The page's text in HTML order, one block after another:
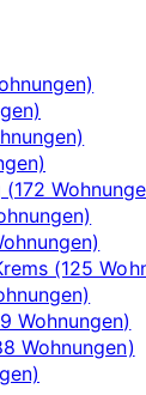
(125
Wohnungen)
Wohnungen)